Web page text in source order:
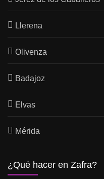
Llerena
Olivenza
Badajoz
Elvas
Mérida
¿Qué hacer en Zafra?